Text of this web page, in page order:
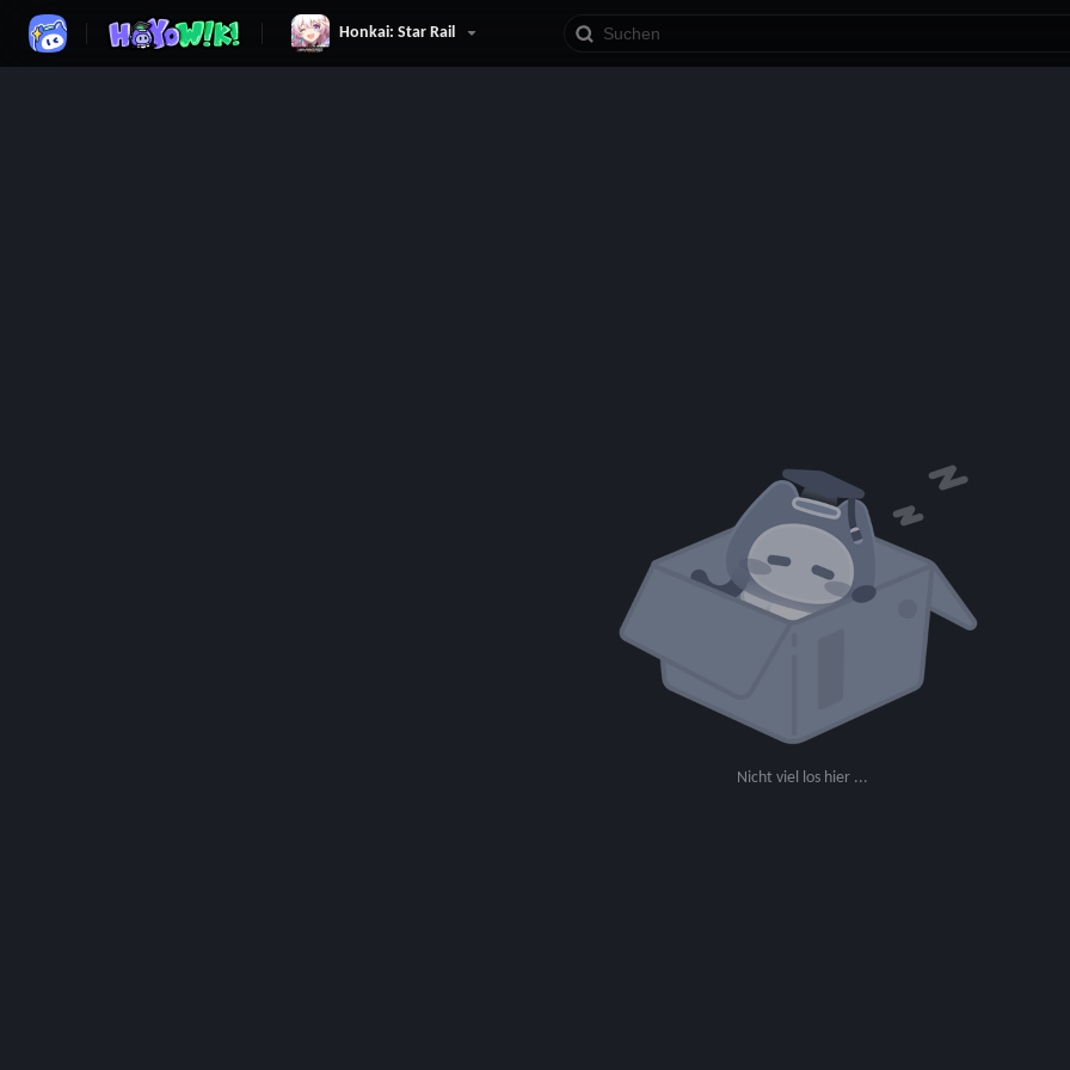
Honkai: Star Rail
Nicht viel los hier ...